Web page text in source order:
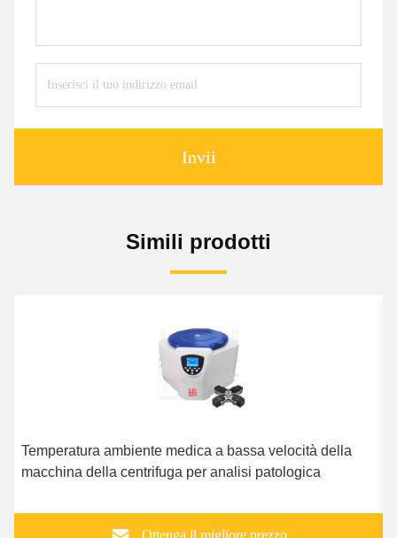
Invii
Simili prodotti
Temperatura ambiente medica a bassa velocità della
macchina della centrifuga per analisi patologica